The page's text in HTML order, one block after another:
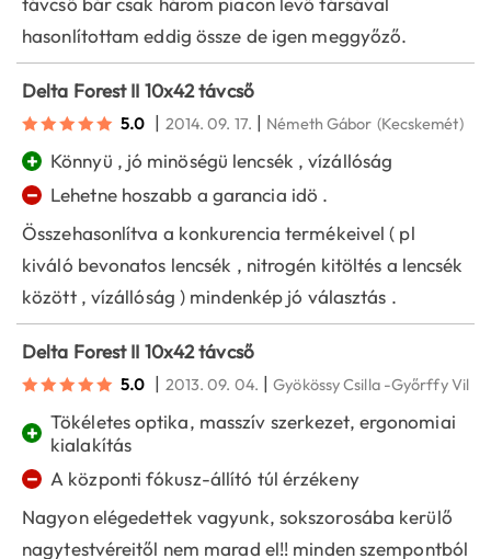
hasonlítottam eddig össze de igen meggyőző.
Delta Forest II 10x42 távcső
5.0 | 2014. 09. 17. | Németh Gábor (Kecskemét)
+ Könnyü , jó minöségü lencsék , vízállóság
−
Lehetne hoszabb a garancia idö .
Összehasonlítva a konkurencia termékeivel ( pl
kiváló bevonatos lencsék , nitrogén kitöltés a lencsék
között , vízállóság ) mindenkép jó választás .
Delta Forest II 10x42 távcső
5.0 | 2013. 09. 04. |Gyökössy Csilla -Győrffy
+ Tökéletes optika, masszív szerkezet, ergonomiai
kialakítás
− A központi fókusz-állító túl érzékeny
Nagyon elégedettek vagyunk, sokszorosába kerülő
nagytestvéreitől nem marad el!! minden szempontból